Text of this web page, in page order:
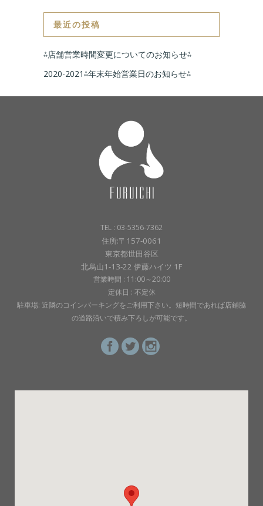
最近の投稿
⁂店舗営業時間変更についてのお知らせ⁂
2020-2021⁂年末年始営業日のお知らせ⁂
TEL : 03-5356-7362
住所:〒157-0061
東京都世田谷区
北烏山1-13-22 伊藤ハイツ 1F
営業時間 : 11:00～20:00
定休日 : 不定休
駐車場: 近隣のコインパーキングをご利用下さい。短時間であれば店鋪脇
の道路沿いで積み下ろしが可能です。